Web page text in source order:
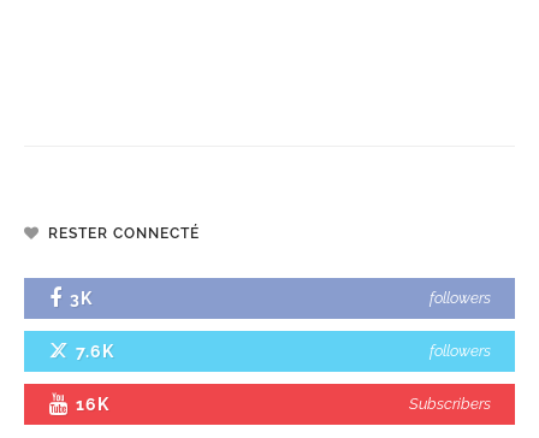
RESTER CONNECTÉ
3K followers
7.6K followers
16K Subscribers